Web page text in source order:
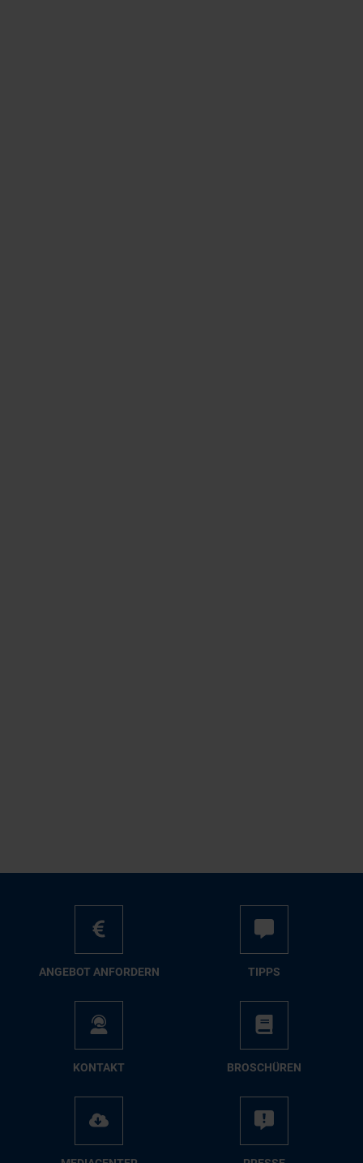
AN­GE­BOT AN­FOR­DERN TIPPS
KON­TAKT BRO­SCHÜ­REN